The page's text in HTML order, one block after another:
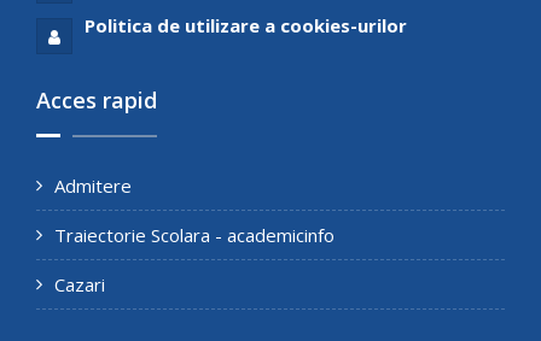
Politica de utilizare a cookies-urilor
Acces rapid
Admitere
Traiectorie Scolara - academicinfo
Cazari